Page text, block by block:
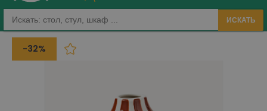
ИСКАТЬ
-32%